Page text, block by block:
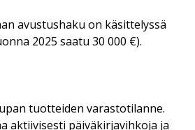
avustushaku on käsittelyssä
2025 saatu 30 000 €).
tuotteiden varastotilanne.
aktiivisesti päiväkirjavihkoja ja